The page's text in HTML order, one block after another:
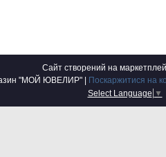
Сайт створений на
Поскаржитися на
Select Language ▼